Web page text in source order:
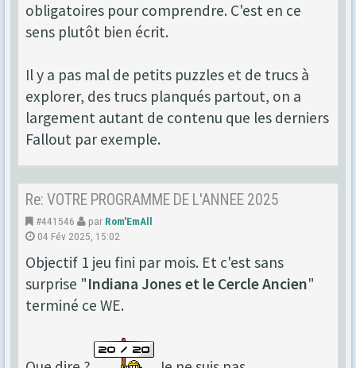
obligatoires pour comprendre. C'est en ce
sens plutôt bien écrit.
Il y a pas mal de petits puzzles et de trucs à
explorer, des trucs planqués partout, on a
largement autant de contenu que les derniers
Fallout par exemple.
Re: VOTRE PROGRAMME DE L'ANNEE 2025
#441546 par Rom'EmAll
04 Fév 2025, 15:02
Objectif 1 jeu fini par mois. Et c'est sans
surprise "Indiana Jones et le Cercle Ancien"
terminé ce WE.